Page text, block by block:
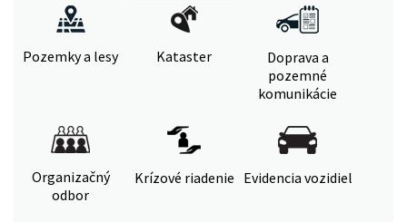
Pozemky a lesy Kataster
Doprava a
pozemné
komunikácie
Organizačný
odbor
Krízové riadenie Evidencia vozidiel